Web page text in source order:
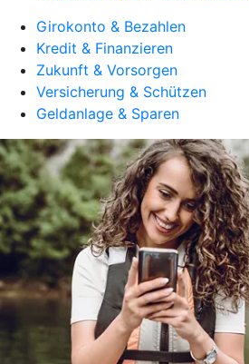
Girokonto & Bezahlen
Kredit & Finanzieren
Zukunft & Vorsorgen
Versicherung & Schützen
Geldanlage & Sparen